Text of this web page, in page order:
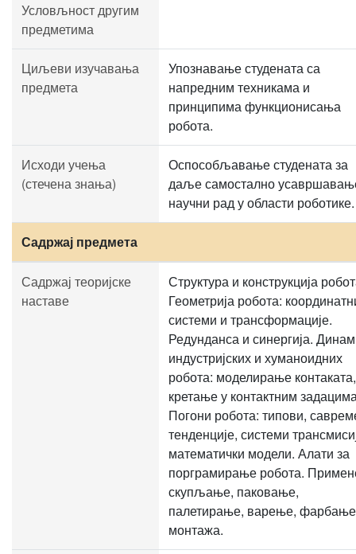
Условљност другим
предметима
Циљеви изучавања
предмета
Упознавање студената са
напредним техникама и
принципима функционисања
робота.
Исходи учења
(стечена знања)
Оспособљавање студената за
даље самостално
научни рад у области роботике.
Садржај предмета
Садржај теоријске
наставе
Структура и конструкција
Геометрија робота:
системи и трансформације.
Редунданса и синергија.
индустријских и хуманоидних
робота: моделирање контаката,
кретање у контактним
Погони робота: типови,
тенденције, системи
математички модели. Алати за
порграмирање робота.
скупљање, паковање,
палетирање, варење,
монтажа.